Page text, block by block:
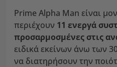
Prime Alpha Man είναι
περιέχουν 11 ενεργά
προσαρμοσμένες στις
ειδικά εκείνων άνω των
να διατηρήσουν την